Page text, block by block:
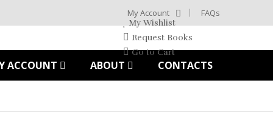
My Account FAQs
My Wishlist
Request Books
Go to Cart
ACCOUNT ABOUT CONTACTS